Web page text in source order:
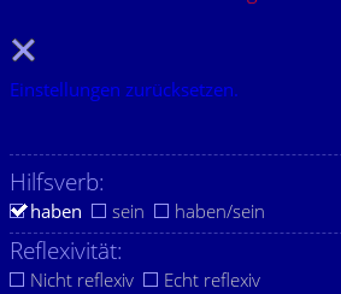
Einstellungen zurücksetzen.
Hilfsverb:
haben sein haben/sein
Reflexivität:
Nicht reflexiv
Echt reflexiv